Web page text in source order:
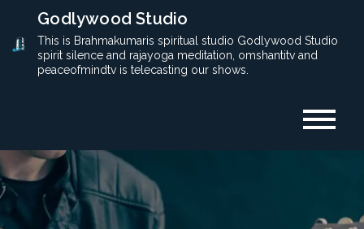
content
Godlywood Studio
This is Brahmakumaris spiritual studio Godlywood Studio
spirit silence and rajayoga meditation, omshantitv and
peaceofmindtv is telecasting our shows.